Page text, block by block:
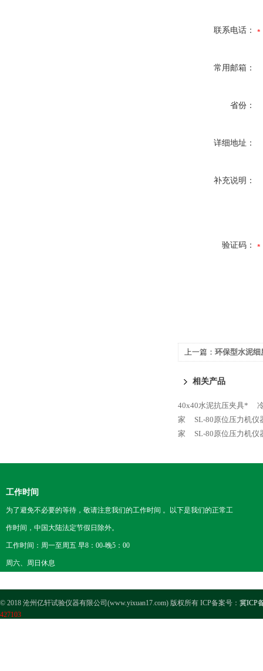
联系电话：
常用邮箱：
省份：
详细地址：
补充说明：
验证码：
上一篇： 环保型水泥细
相关产品
40x40水泥抗压夹具*
家
SL-80原位压力机仪
家
SL-80原位压力机仪
工作时间
为了避免不必要的等待，敬请注意我们的工作时间 。以下是我们的正常工
作时间，中国大陆法定节假日除外。
工作时间：周一至周五 早8：00-晚5：00
周六、周日休息
© 2018 沧州亿轩试验仪器有限公司(www.yixuan17.com) 版权所有 ICP备案号： 冀ICP
427103